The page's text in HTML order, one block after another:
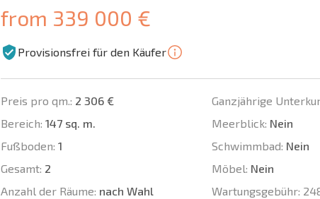
from 339 000 €
Provisionsfrei für den Käufer
Preis pro qm.: 2 306 €
Bereich: 147 sq. m.
Fußboden: 1
Gesamt: 2
Anzahl der Räume: nach Wahl
Ganzjährige
Meerblick: Nein
Schwimmbad: Nein
Möbel: Nein
Wartungsgebühr: